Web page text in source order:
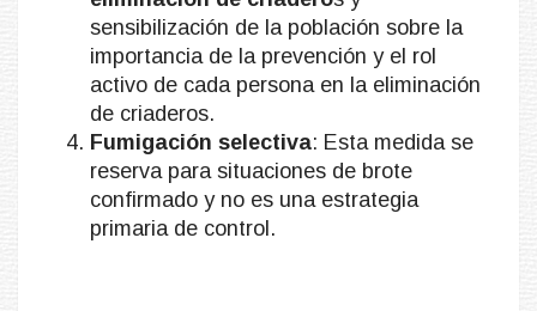
sensibilización de la población sobre la
importancia de la prevención y el rol
activo de cada persona en la eliminación
de criaderos.
Fumigación selectiva: Esta medida se
reserva para situaciones de brote
confirmado y no es una estrategia
primaria de control.